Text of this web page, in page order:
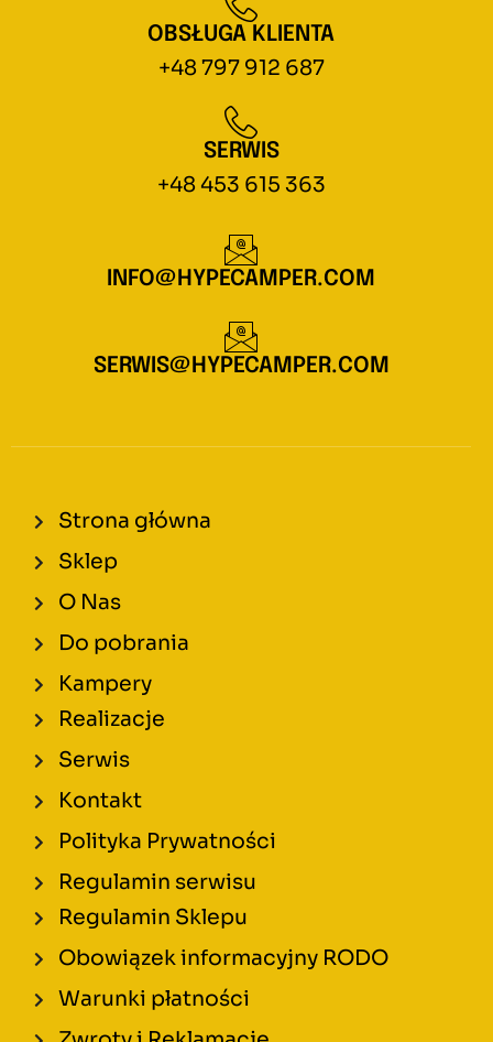
OBSŁUGA KLIENTA
+48 797 912 687
SERWIS
+48 453 615 363
INFO@HYPECAMPER.COM
SERWIS@HYPECAMPER.COM
Strona główna
Sklep
O Nas
Do pobrania
Kampery
Realizacje
Serwis
Kontakt
Polityka Prywatności
Regulamin serwisu
Regulamin Sklepu
Obowiązek informacyjny RODO
Warunki płatności